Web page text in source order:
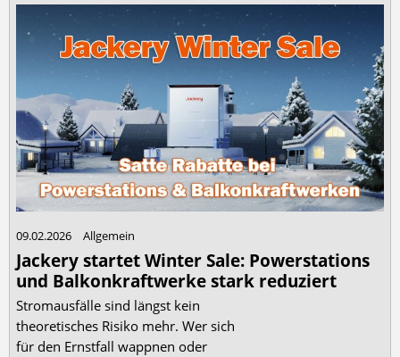
09.02.2026 Allgemein
Jackery startet Winter Sale: Powerstations
und Balkonkraftwerke stark reduziert
Stromausfälle sind längst kein
theoretisches Risiko mehr. Wer sich
für den Ernstfall wappnen oder